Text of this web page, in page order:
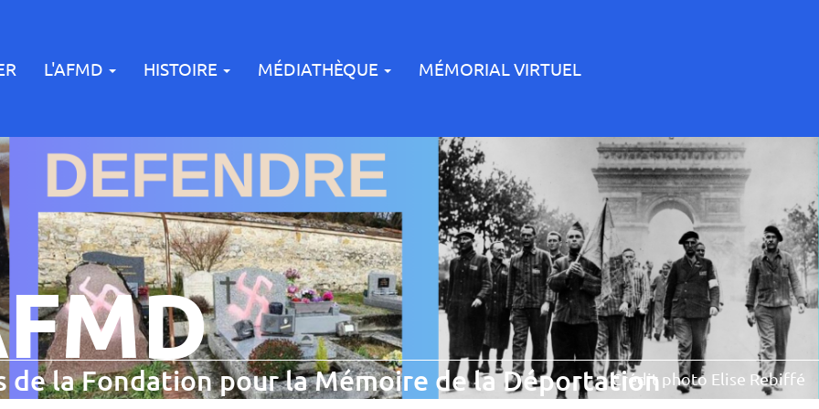
L'AFMD HISTOIRE MÉDIATHÈQUE MÉMORIAL VIRTUEL
Crédit photo Elise Rebiffé
de la Fondation pour la Mémoire de la Déportation